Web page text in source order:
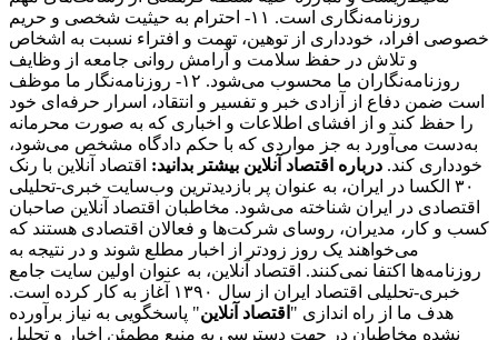
روزنامه‌نگاری است. ۱۱- احترام به حیثیت شخصی و حریم
خصوصی افراد، خودداری از توهین، تهمت و افتراء نسبت به اشخاص
و تلاش در حفظ سلامت و آرامش روانی جامعه از وظایف
روزنامه‌نگاران ما محسوب می‌شود. ۱۲- روزنامه‌نگار ما موظف
است ضمن دفاع از آزادی خبر و تفسیر و انتقاد، اسرار حرفه‌ای خود
را حفظ کند و از افشای اطلاعات و اخباری که به صورت محرمانه
به‌دست می‌آورد به جز مواردی که با حکم دادگاه مشخص می‌شود،
خودداری کند. درباره اقتصاد آنلاین بیشتر بدانید: اقتصاد آنلاین با رنک
۳۰ الکسا در ایران، به عنوان پر بازدیدترین وب‌سایت خبری-تحلیلی
اقتصادی در ایران شناخته می‌شود. مخاطبان اقتصاد آنلاین صاحبان
کسب و کار، مدیران، روسای شرکت‌ها و فعالان اقتصادی هستند که
می‌خواهند یک روز زودتر از اخبار مطلع شوند و در نتیجه به
روزنامه‌ها اکتفا نمی‌کنند. اقتصاد آنلاین، به عنوان اولین سایت جامع
خبری-تحلیلی اقتصاد ایران از سال ۱۳۹۰ آغاز به کار کرده است.
هدف ما از راه اندازی " اقتصاد آنلاین" پاسخگویی به نیاز برآورده
نشده مخاطبان در جهت دسترسی به منبع مطمئن اخبار و تحلیل